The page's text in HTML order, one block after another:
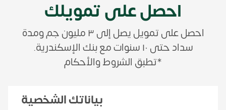
احصل على تمويلك
احصل على تمويل يصل إلى ٣ مليون جم ومدة
سداد حتى ١٠ سنوات مع بنك الإسكندرية.
*تطبق الشروط والأحكام
بياناتك الشخصية